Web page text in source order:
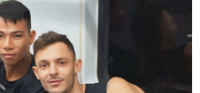
dư rất đáng nể và từ lâu đã được
Trong quá khứ, anh từng có những
chất lượng như Clay Waterman
trở lại thi đấu vào tháng 4 năm
mạnh khi hạ gục Blake Payne